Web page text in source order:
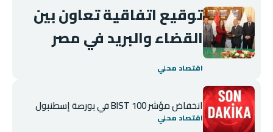
توقيع اتفاقية تعاون بين
القضاء والبريد في مصر
اقتصاد محلي
انخفاض مؤشر BIST 100 في بورصة إسطنبول
اقتصاد محلي